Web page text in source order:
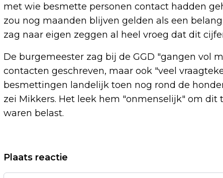
met wie besmette personen contact hadden
zou nog maanden blijven gelden als een
zag naar eigen zeggen al heel vroeg dat dit
De burgemeester zag bij de GGD "gangen vol
contacten geschreven, maar ook "veel
besmettingen landelijk toen nog rond de
zei Mikkers. Het leek hem "onmenselijk" om
waren belast.
Vorig artikel
RUSLAND: NOG GEEN REACTIE VAN
Plaats reactie